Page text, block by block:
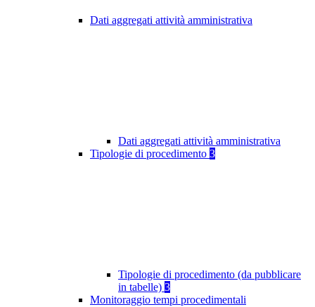
Dati aggregati attività amministrativa
Dati aggregati attività amministrativa
Tipologie di procedimento 3
Tipologie di procedimento (da pubblicare
in tabelle) 3
Monitoraggio tempi procedimentali